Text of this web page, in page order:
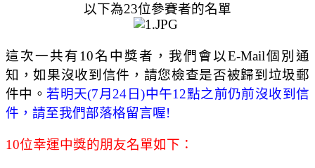
以下為23位參賽者的名單
這次一共有10名中獎者，我們會以E-Mail個別通
知，如果沒收到信件，請您檢查是否被歸到垃圾郵
件中。 若明天(7月24日)中午12點之前仍前沒收到信
件，請至我們部落格留言喔!
10位幸運中獎的朋友名單如下：